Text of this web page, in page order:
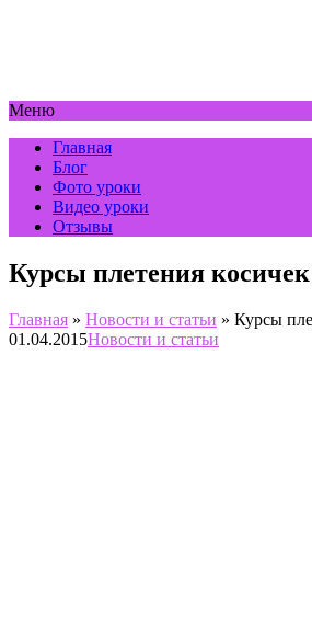
Меню
Главная
Блог
Фото уроки
Видео уроки
Отзывы
Курсы плетения
Главная » Новости и статьи » Курсы
01.04.2015Новости и статьи